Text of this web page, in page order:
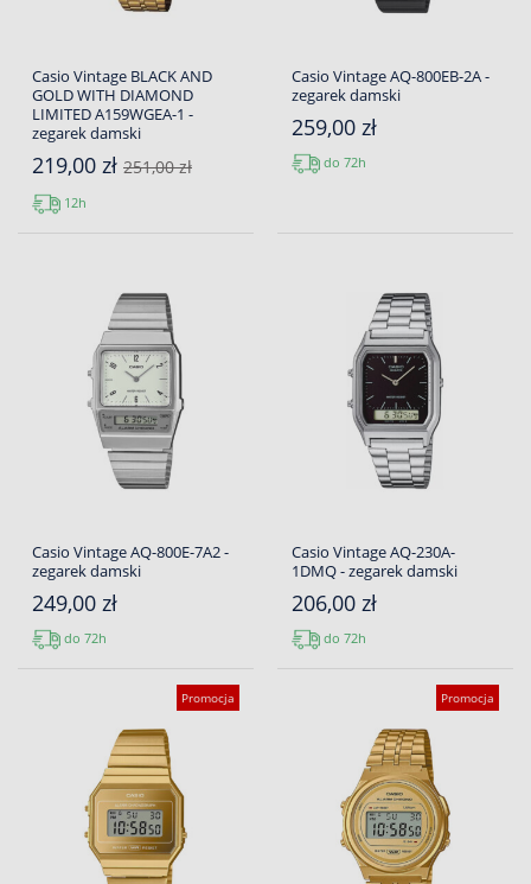
Casio Vintage BLACK AND
GOLD WITH DIAMOND
LIMITED A159WGEA-1 -
zegarek damski
219,00 zł 251,00 zł
12h
Casio Vintage AQ-800EB-2A -
zegarek damski
259,00 zł
do 72h
Casio Vintage AQ-800E-7A2 -
zegarek damski
249,00 zł
do 72h
Casio Vintage AQ-230A-
1DMQ - zegarek damski
206,00 zł
do 72h
Promocja Promocja